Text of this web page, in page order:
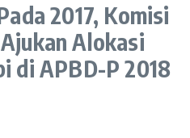
2017, Komisi
Alokasi
di APBD-P 2018